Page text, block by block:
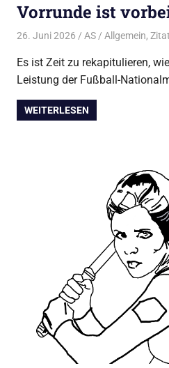
Vorrunde ist
26. Juni 2026 AS Allgemein, Zitat
Es ist Zeit zu rekapitulieren,
Leistung der Fußball-
WEITERLESEN